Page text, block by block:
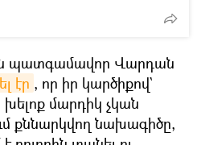
պատգամավոր Վարդան
էր , որ իր կարծիքով`
մարդիկ չկան
քննարկվող նախագիծը,